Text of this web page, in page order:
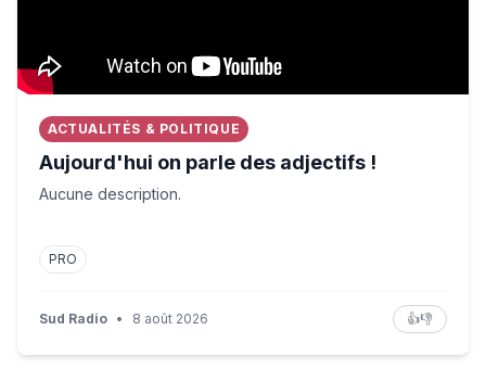
ACTUALITÉS & POLITIQUE
Aujourd'hui on parle des adjectifs !
Aucune description.
PRO
Sud Radio • 8 août 2026 👍👎